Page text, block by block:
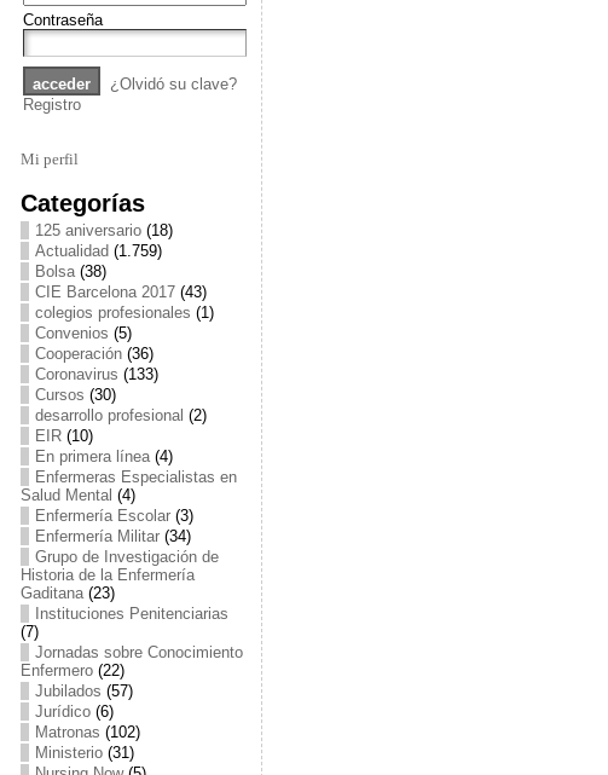
Contraseña
¿Olvidó su clave?
Registro
Mi perfil
Categorías
125 aniversario(18)
Actualidad (1.759)
Bolsa(38)
CIE Barcelona 2017(43)
colegios profesionales (1)
Convenios (5)
Cooperación(36)
Coronavirus (133)
Cursos (30)
desarrollo profesional (2)
EIR(10)
En primera línea(4)
Enfermeras Especialistas en
Salud Mental (4)
Enfermería Escolar(3)
Enfermería Militar(34)
Grupo de Investigación de
Historia de la Enfermería
Gaditana(23)
Instituciones Penitenciarias
(7)
Jornadas sobre Conocimiento
Enfermero(22)
Jubilados (57)
Jurídico(6)
Matronas (102)
Ministerio(31)